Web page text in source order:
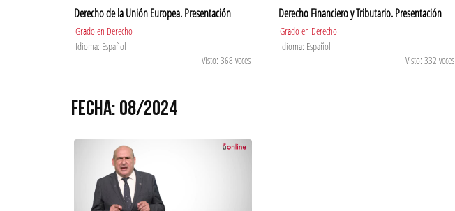
Derecho de la Unión Europea. Presentación
Grado en Derecho
Idioma: Español
Visto: 368 veces
Derecho Financiero y Tributario. Presentación
Grado en Derecho
Idioma: Español
Visto: 332 veces
FECHA: 08/2024